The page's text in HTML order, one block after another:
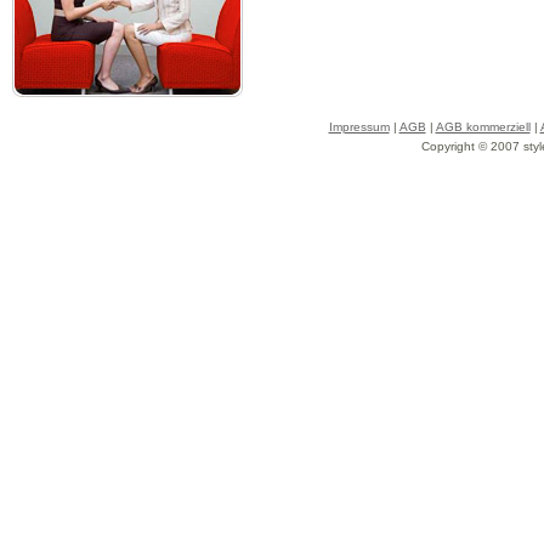
Impressum| AGB | AGB kommerziell|
Copyright © 2007